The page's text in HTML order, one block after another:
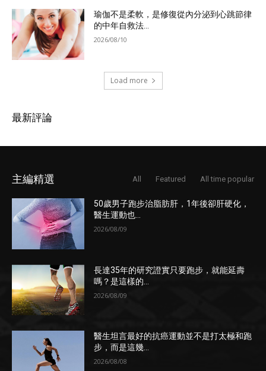
瑜伽不是柔軟，是修復從內分泌到心跳節律
的中年自救法...
2026/08/10
Load more
最新評論
主編精選 All Featured All time popular
50歲男子跑步治脂肪肝，1年後卻肝硬化，
醫生運動也...
2026/08/09
長達35年的研究證實只要跑步，就能延壽
嗎？是這樣的...
2026/08/09
醫生坦言最好的抗癌運動並不是打太極和跑
步，而是這幾...
2026/08/08